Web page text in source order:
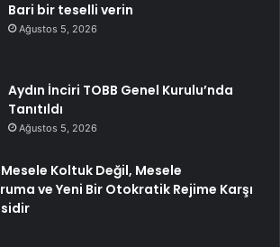
Bari bir teselli verin
Ağustos 5, 2026
Aydın İnciri TOBB Genel Kurulu’nda
Tanıtıldı
Ağustos 5, 2026
Koltuk Değil, Mesele
ve Yeni Bir Otokratik Rejime Karşı